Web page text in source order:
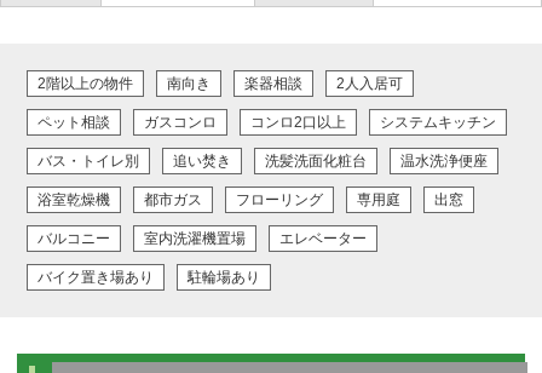
2階以上の物件 南向き 楽器相談 2人入居可
ペット相談 ガスコンロ コンロ2口以上 システムキッチン
バス・トイレ別 追い焚き 洗髪洗面化粧台 温水洗浄便座
浴室乾燥機 都市ガス フローリング 専用庭 出窓
バルコニー 室内洗濯機置場 エレベーター
バイク置き場あり 駐輪場あり